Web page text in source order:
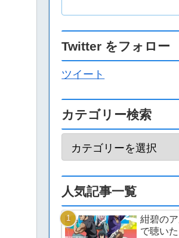
Twitter をフォロー
ツイート
カテゴリー検索
人気記事一覧
紺碧の
で聴い